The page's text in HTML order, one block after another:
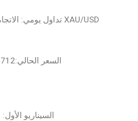
السعر الحالي:4712
‏السيناريو الأول: